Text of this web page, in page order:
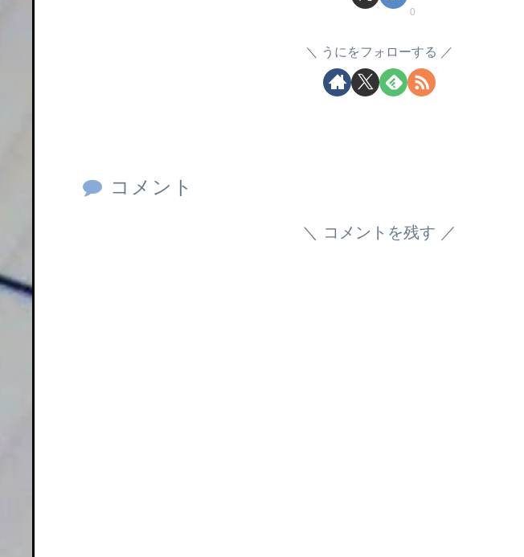
0
うにをフォローする
コメント
コメントを残す